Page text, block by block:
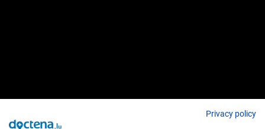
Privacy policy